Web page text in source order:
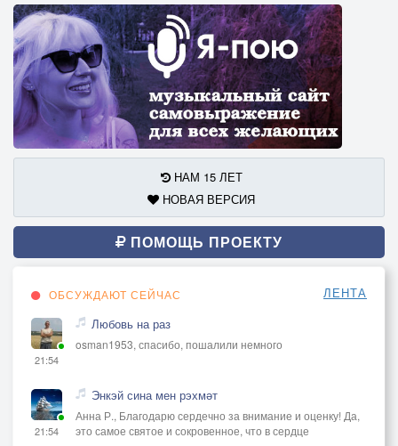
НАМ 15 ЛЕТ
НОВАЯ ВЕРСИЯ
ПОМОЩЬ ПРОЕКТУ
ОБСУЖДАЮТ СЕЙЧАС ЛЕНТА
21:54
Любовь на раз
osman1953, спасибо, пошалили немного
21:54
Энкэй сина мен рэхмәт
Анна Р., Благодарю сердечно за внимание и оценку! Да,
это самое святое и сокровенное, что в сердце